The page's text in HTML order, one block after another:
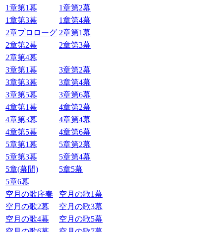
1章第1幕
1章第2幕
1章第3幕
1章第4幕
2章プロローグ 2章第1幕
2章第2幕
2章第3幕
2章第4幕
3章第1幕
3章第2幕
3章第3幕
3章第4幕
3章第5幕
3章第6幕
4章第1幕
4章第2幕
4章第3幕
4章第4幕
4章第5幕
4章第6幕
5章第1幕
5章第2幕
5章第3幕
5章第4幕
5章(幕間)
5章5幕
5章6幕
空月の歌序奏
空月の歌1幕
空月の歌2幕
空月の歌3幕
空月の歌4幕
空月の歌5幕